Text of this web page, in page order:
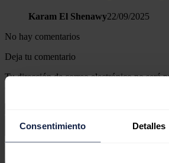
Consentimiento Detalles
Karam El Shenawy22/09/2025
No hay comentarios
Deja tu comentario
Tu dirección de correo electrónico no será
Este sitio web está protegido por